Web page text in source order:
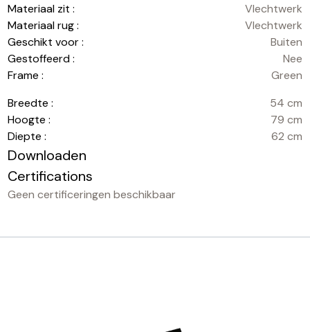
Materiaal zit :
Vlechtwerk
Materiaal rug :
Vlechtwerk
Geschikt voor :
Buiten
Gestoffeerd :
Nee
Frame :
Green
Breedte :
54 cm
Hoogte :
79 cm
Diepte :
62 cm
Downloaden
Certifications
Geen certificeringen beschikbaar